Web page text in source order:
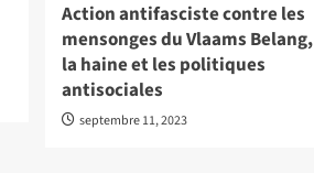
Action antifasciste contre les
mensonges du Vlaams Belang,
la haine et les politiques
antisociales
septembre 11, 2023